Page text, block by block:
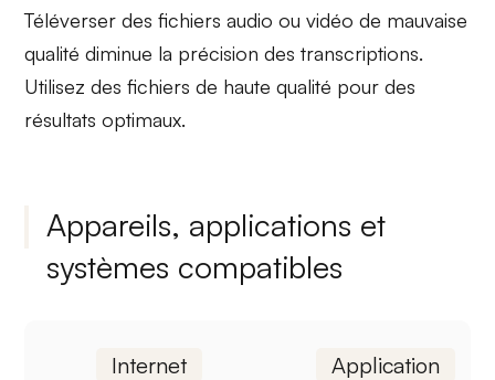
Téléverser des fichiers audio ou vidéo de mauvaise
qualité diminue la précision des transcriptions.
Utilisez des fichiers de haute qualité pour des
résultats optimaux.
Appareils, applications et
systèmes compatibles
Internet Application